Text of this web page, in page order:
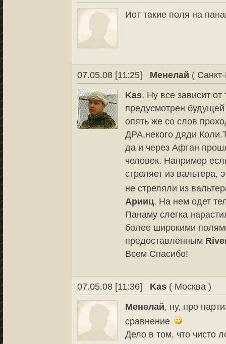
Иот такие поля на
07.05.08 [11:25] Менелай (
Kas, Ну все зависит от
предусмотрен
опять же со слов
ДРА,некого дяди
да и через Афган
человек. Например
стреляет из вальтера,
не стреляли из
Арииц, На нем одет
Панаму слегка
более широкими
предоставленным
Всем Спасибо!
07.05.08 [11:36] Kas ( Москва )
Менелай, ну, про
сравнение
Дело в том, что чисто